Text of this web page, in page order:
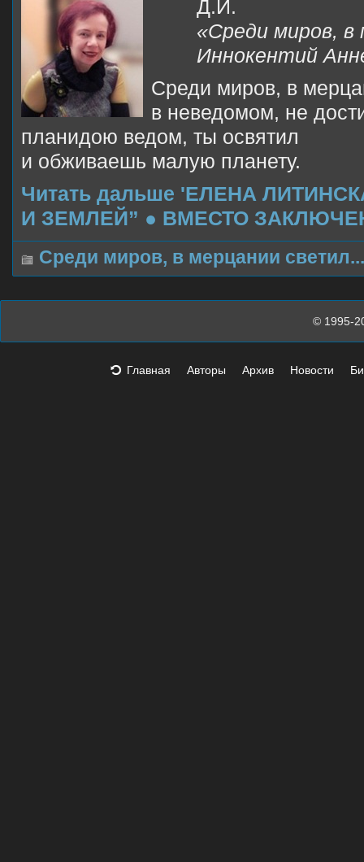
Д.И.
«Среди миров,
Иннокентий
Среди миров, в
в неведомом, не
планидою ведом, ты освятил
и обживаешь малую планету.
Читать дальше 'ЕЛЕНА
И ЗЕМЛЕЙ” ● ВМЕСТО
Среди миров, в мерцании светил...
© 1995-
Главная Авторы Архив Новости